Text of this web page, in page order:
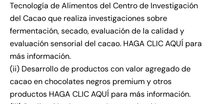
Tecnología de Alimentos del Centro de Investigación
del Cacao que realiza investigaciones sobre
fermentación, secado, evaluación de la calidad y
evaluación sensorial del cacao. HAGA CLIC AQUÍ para
más información.
(ii) Desarrollo de productos con valor agregado de
cacao en chocolates negros premium y otros
productos HAGA CLIC AQUÍ para más información.